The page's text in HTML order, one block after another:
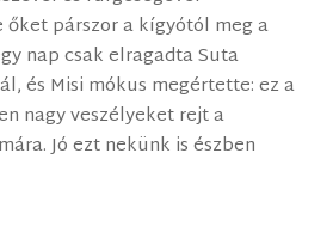
párszor a kígyótól meg a
nap csak elragadta Suta
és Misi mókus megértette: ez a
nagy veszélyeket rejt a
Jó ezt nekünk is észben